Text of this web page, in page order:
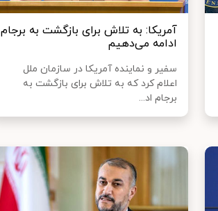
آمریکا: به تلاش برای بازگشت به برجام
ادامه می‌دهیم
سفیر و نماینده آمریکا در سازمان ملل
اعلام کرد که به تلاش برای بازگشت به
برجام اد...